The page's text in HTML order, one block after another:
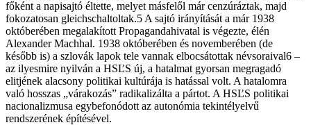
főként a napisajtó éltette, melyet másfelől már cenzúráztak, majd
fokozatosan gleichschaltoltak.5 A sajtó irányítását a már 1938
októberében megalakított Propagandahivatal is végezte, élén
Alexander Machhal. 1938 októberében és novemberében (de
később is) a szlovák lapok tele vannak elbocsátottak névsoraival6 –
az ilyesmire nyilván a HSĽS új, a hatalmat gyorsan megragadó
elitjének alacsony politikai kultúrája is hatással volt. A hatalomra
való hosszas „várakozás” radikalizálta a pártot. A HSĽS politikai
nacionalizmusa egybefonódott az autonómia tekintélyelvű
rendszerének építésével.